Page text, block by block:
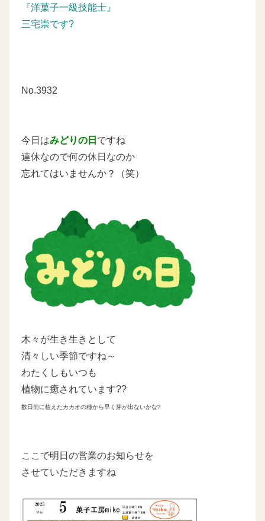
『洋菓子一級技能士』
三宅崇です?
No.3932
今日はみどりの日 ですね
連休なので何の休日なのか
忘れてはいませんか？（笑）
木々が生き生きとして
清々しい季節ですね～
わたくしもいつも
植物に癒されています??
数日前に植えたカカオの種から早く芽が出ないかな?
ここで明日の営業のお知らせを
させていただきますね